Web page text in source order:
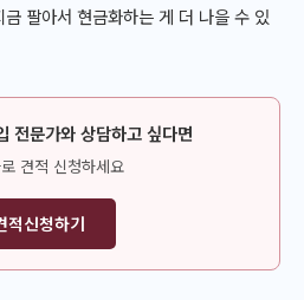
팔아서 현금화하는 게 더 나을 수 있
전문가와 상담하고 싶다면
견적 신청하세요
적신청하기